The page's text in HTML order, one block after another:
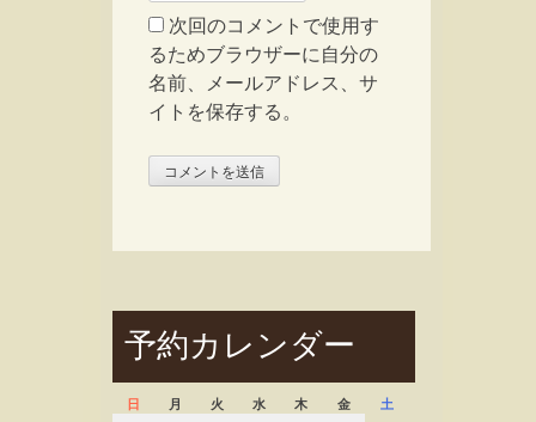
次回のコメントで使用す
るためブラウザーに自分の
名前、メールアドレス、サ
イトを保存する。
予約カレンダー
日 月 火 水 木 金 土